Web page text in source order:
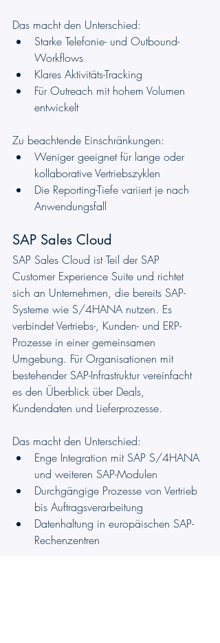
Das macht den Unterschied:
Starke Telefonie- und Outbound-
Workflows
Klares Aktivitäts-Tracking
Für Outreach mit hohem Volumen
entwickelt
Zu beachtende Einschränkungen:
Weniger geeignet für lange oder
kollaborative Vertriebszyklen
Die Reporting-Tiefe variiert je nach
Anwendungsfall
SAP Sales Cloud
SAP Sales Cloud ist Teil der SAP
Customer Experience Suite und richtet
sich an Unternehmen, die bereits SAP-
Systeme wie S/4HANA nutzen. Es
verbindet Vertriebs-, Kunden- und ERP-
Prozesse in einer gemeinsamen
Umgebung. Für Organisationen mit
bestehender SAP-Infrastruktur vereinfacht
es den Überblick über Deals,
Kundendaten und Lieferprozesse.
Das macht den Unterschied:
Enge Integration mit SAP S/4HANA
und weiteren SAP-Modulen
Durchgängige Prozesse von Vertrieb
bis Auftragsverarbeitung
Datenhaltung in europäischen SAP-
Rechenzentren